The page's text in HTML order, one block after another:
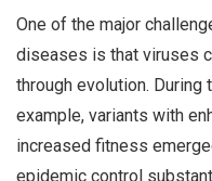
One of the major
diseases is that viruses
through evolution. During
example, variants with
increased fitness
epidemic control